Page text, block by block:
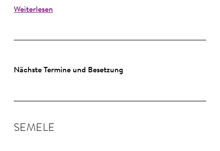
Weiterlesen
Nächste Termine und Besetzung
SEMELE